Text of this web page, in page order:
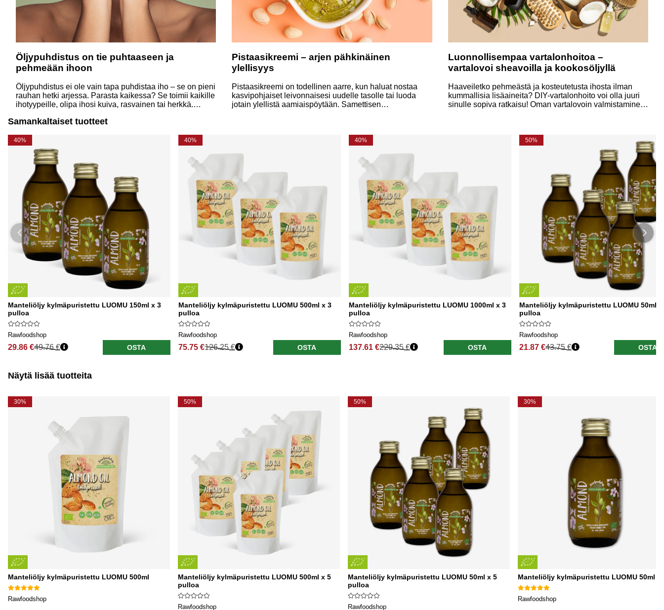
Öljypuhdistus on tie puhtaaseen ja
pehmeään ihoon
Öljypuhdistus ei ole vain tapa puhdistaa iho – se on pieni
rauhan hetki arjessa. Parasta kaikessa? Se toimii kaikille
ihotyypeille, olipa ihosi kuiva, rasvainen tai herkkä.
epäpuhtaudet, meikin ja lian samalla, kun hoidat ihoasi
Pistaasikreemi – arjen pähkinäinen
ylellisyys
Pistaasikreemi on todellinen aarre, kun haluat nostaa
kasvipohjaiset leivonnaisesi uudelle tasolle tai luoda
jotain ylellistä aamiaispöytään. Samettisen
helppoon vegaaniseen pistaasikreemireseptiimme!
Luonnollisempaa vartalonhoitoa –
vartalovoi sheavoilla ja kookosöljyllä
Haaveiletko pehmeästä ja kosteutetusta ihosta ilman
kummallisia lisäaineita? DIY-vartalonhoito voi olla juuri
sinulle sopiva ratkaisu! Oman vartalovoin valmistaminen
Samankaltaiset tuotteet
40%
Manteliöljy kylmäpuristettu LUOMU 150ml x 3
pulloa
Rawfoodshop
29.86 €49.76 € OSTA
40%
Manteliöljy kylmäpuristettu LUOMU 500ml x 3
pulloa
Rawfoodshop
75.75 €126.25 € OSTA
40%
Manteliöljy kylmäpuristettu LUOMU 1000ml x 3
pulloa
Rawfoodshop
137.61 €229.35 € OSTA
50%
Manteliöljy kylmäpuristettu LUOMU 50ml x
pulloa
Rawfoodshop
21.87 €43.75 € OSTA
Näytä lisää tuotteita
30%
Manteliöljy kylmäpuristettu LUOMU 500ml
Rawfoodshop
50%
Manteliöljy kylmäpuristettu LUOMU 500ml x 5
pulloa
Rawfoodshop
50%
Manteliöljy kylmäpuristettu LUOMU 50ml x 5
pulloa
Rawfoodshop
30%
Manteliöljy kylmäpuristettu LUOMU 50ml
Rawfoodshop